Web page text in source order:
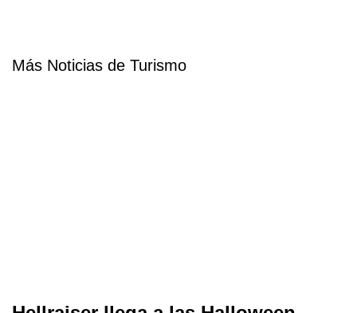
Más Noticias de Turismo